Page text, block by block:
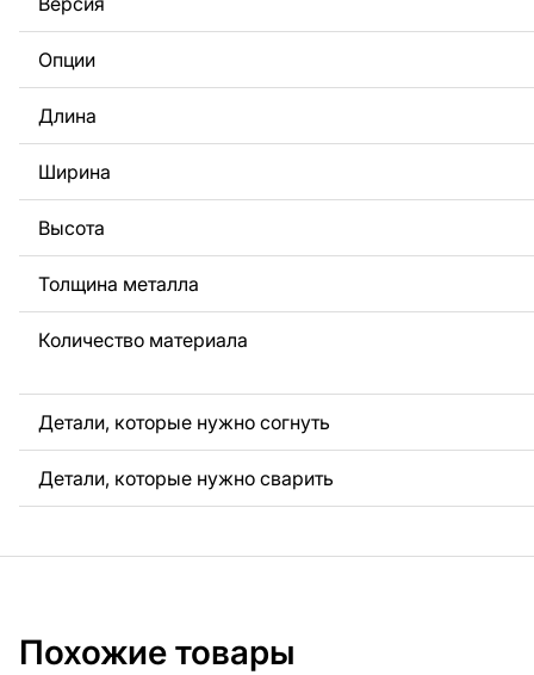
За дополнительную плату мы можем добавить любой
логотип вашей компании или внести другие изменения
Если вам нужно, чтобы мы выполнили
металла для вас, пожалуйста, свяжитесь с нами.
Если у вас остались вопросы или вам нужна помощь,
любое время, мы всегда готовы помочь.
Опции
Длина
Ширина
Высота
Толщина металла
Количество материала
Детали, которые нужно согнуть
Детали, которые нужно сварить
Похожие товары